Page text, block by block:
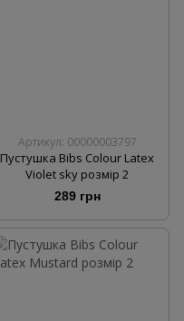
Артикул: 00000003797
Пустушка Bibs Colour Latex
Violet sky розмір 2
289 грн